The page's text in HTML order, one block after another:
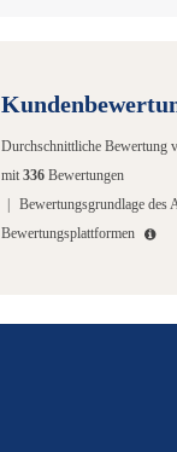
Durchschnittliche Bewertung
mit 336 Bewertungen
| Bewertungsgrundlage des
Bewertungsplattformen